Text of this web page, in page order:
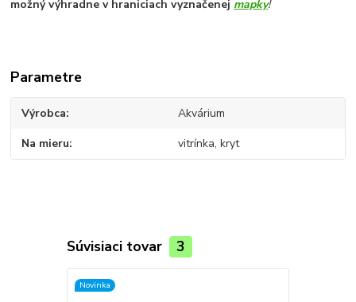
možný výhradne v hraniciach vyznačenej mapky!
Parametre
Výrobca Akvárium
Na mieru vitrínka, kryt
Súvisiaci tovar 3
Novinka